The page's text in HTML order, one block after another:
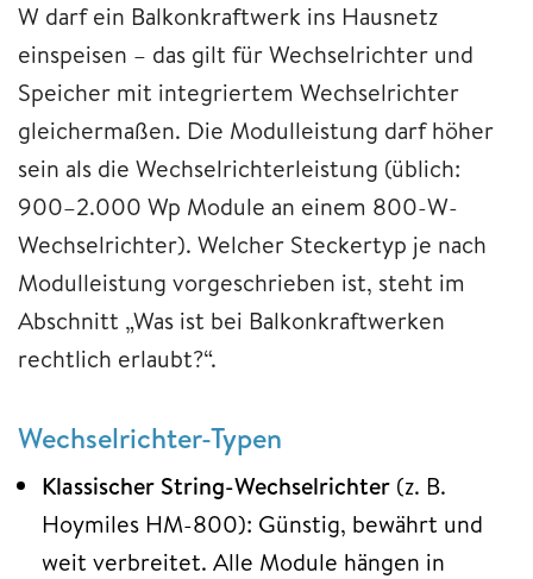
W darf ein Balkonkraftwerk ins Hausnetz
einspeisen – das gilt für Wechselrichter und
Speicher mit integriertem Wechselrichter
gleichermaßen. Die Modulleistung darf höher
sein als die Wechselrichterleistung (üblich:
900–2.000 Wp Module an einem 800-W-
Wechselrichter). Welcher Steckertyp je nach
Modulleistung vorgeschrieben ist, steht im
Abschnitt „Was ist bei Balkonkraftwerken
rechtlich erlaubt?“.
Wechselrichter-Typen
Klassischer String-Wechselrichter (z. B.
Hoymiles HM-800): Günstig, bewährt und
weit verbreitet. Alle Module hängen in